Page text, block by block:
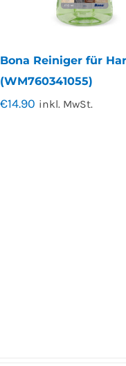
Bona Reiniger für
(WM760341055)
€14.90 inkl. MwSt.